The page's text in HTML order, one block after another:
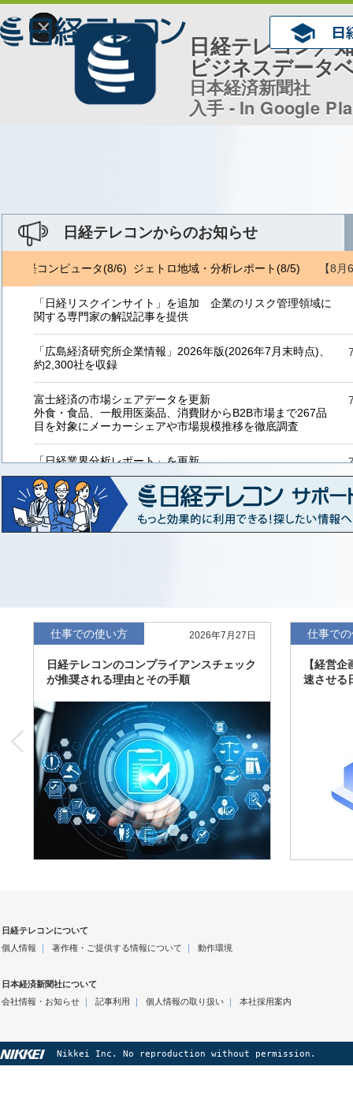
×
日経テレコン／
ビジネスデータ
日本経済新聞社
入手 - In Google
日経テレコンからのお知らせ
【8
日経コンピュータ(8/6) ジェトロ地域・分析レポート(8/5) NRI
「日経リスクインサイト」を追加 企業のリスク管理領域に
関する専門家の解説記事を提供
「広島経済研究所企業情報」2026年版(2026年7月末時点)、
約2,300社を収録
富士経済の市場シェアデータを更新
外食・食品、一般用医薬品、消費財からB2B市場まで267品
目を対象にメーカーシェアや市場規模推移を徹底調査
「日経業界分析レポート」を更新
「工業用プラスチック製品」「システムインテグレーター」
など20業界の内容を刷新
「東洋経済海外進出企業情報」の2026年版、約3万6千社を
収録
「日経POS情報マーケットレポート」の最新版、10～3月実
績の市場動向を速報
度の予想を実施
仕事での使い方 2026年7月27日
日経テレコンのコンプライアンスチェック
が推奨される理由とその手順
仕事で
【経営
速させる
日経テレコンについて
個人情報 ｜ 著作権・ご提供する情報について ｜ 動作環境
日本経済新聞社について
会社情報・お知らせ｜ 記事利用 ｜ 個人情報の取り扱い｜ 本社採用案内
Nikkei Inc. No reproduction without permission.